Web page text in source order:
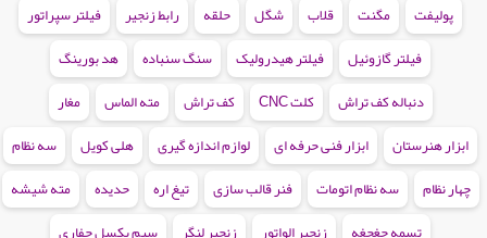
پولیفت
مگنت قلاب شگل حلقه رابط زنجیر
فیلتر سپراتور
فیلتر گازوئیل
فیلتر هیدرولیک سنگ سنباده
هد بورینگ
دنباله کف تراش
کلت CNC کف تراش مته الماس
مغار
ابزار هنرستان
ابزار فنی حرفه ای لوازم اندازه گیری هلی کویل
سه نظام
چهار نظام
سه نظام اتومات فنر قالب سازی تیغ اره حدیده
مته شیشه